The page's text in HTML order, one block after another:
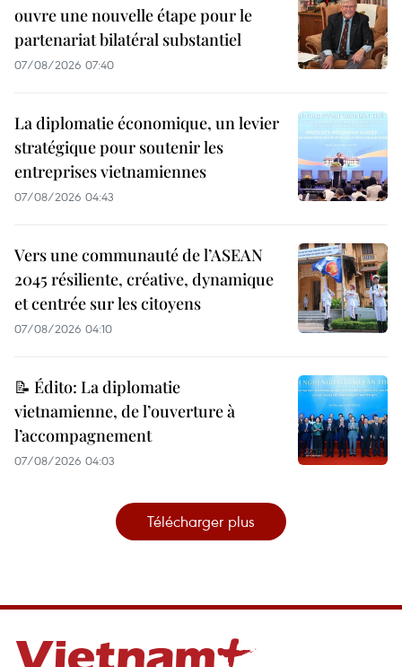
ouvre une nouvelle étape pour le
partenariat bilatéral substantiel
07/08/2026 07:40
La diplomatie économique, un levier
stratégique pour soutenir les
entreprises vietnamiennes
07/08/2026 04:43
Vers une communauté de l’ASEAN
2045 résiliente, créative, dynamique
et centrée sur les citoyens
07/08/2026 04:10
📝 Édito: La diplomatie
vietnamienne, de l’ouverture à
l’accompagnement
07/08/2026 04:03
Télécharger plus